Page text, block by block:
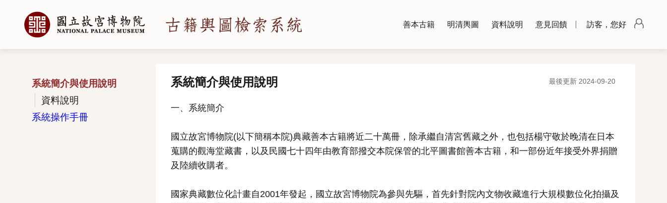
善本古籍 明清輿圖 資料說明 意見回饋 訪客，您好
系統簡介與使用說明
資料說明
系統操作手冊
系統簡介與使用說明 最後更新 2024-09-20
一、系統簡介
國立故宮博物院(以下簡稱本院)典藏善本古籍將近二十萬冊，除承繼自清宮舊藏之外，也包括楊守敬於晚清在日本
蒐購的觀海堂藏書，以及民國七十四年由教育部撥交本院保管的北平圖書館善本古籍，和一部份近年接受外界捐贈
及陸續收購者。
國家典藏數位化計畫自2001年發起，國立故宮博物院為參與先驅，首先針對院內文物收藏進行大規模數位化拍攝及